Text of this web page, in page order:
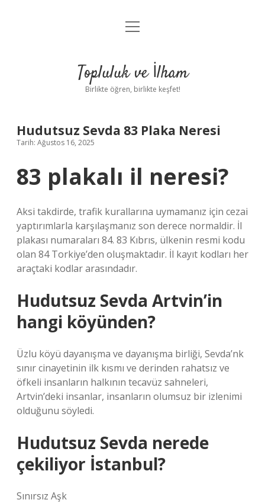
Anasayfa
Yasal Uyarı
menüyü
Topluluk ve İlham
Birlikte öğren, birlikte keşfet!
Hudutsuz Sevda 83 Plaka Neresi
Tarih: Ağustos 16, 2025
83 plakalı il neresi?
Aksi takdirde, trafik kurallarına uymamanız için cezai
yaptırımlarla karşılaşmanız son derece normaldir. İl
plakası numaraları 84. 83 Kıbrıs, ülkenin resmi kodu
olan 84 Torkiye’den oluşmaktadır. İl kayıt kodları her
araçtaki kodlar arasındadır.
Hudutsuz Sevda Artvin’in
hangi köyünden?
Üzlu köyü dayanışma ve dayanışma birliği, Sevda’nk
sınır cinayetinin ilk kısmı ve derinden rahatsız ve
öfkeli insanların halkının tecavüz sahneleri,
Artvin’deki insanlar, insanların olumsuz bir izlenimi
olduğunu söyledi.
Hudutsuz Sevda nerede
çekiliyor İstanbul?
Sınırsız Aşk